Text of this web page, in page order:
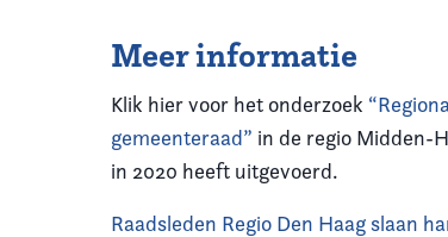
Meer informatie
Klik hier voor het onderzoek
gemeenteraad” in de regio Midden-
in 2020 heeft uitgevoerd.
Raadsleden Regio Den Haag slaan